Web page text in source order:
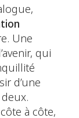
Une
qui
d’une
à côte,